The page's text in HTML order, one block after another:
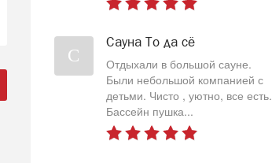
С
Сауна То да сё
Отдыхали в большой сауне.
Были небольшой компанией с
детьми. Чисто , уютно, все есть.
Бассейн пушка...